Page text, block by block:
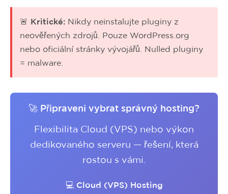
🚨 Kritické: Nikdy neinstalujte pluginy z
neověřených zdrojů. Pouze WordPress.org
nebo oficiální stránky vývojářů. Nulled pluginy
= malware.
🚀 Připraveni vybrat správný hosting?
Flexibilita Cloud (VPS) nebo výkon
dedikovaného serveru — řešení, která
rostou s vámi.
💻 Cloud (VPS) Hosting